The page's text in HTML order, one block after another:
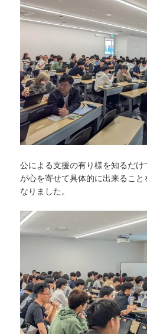
公による支援の有り様を知るだ
が心を寄せて具体的に出来るこ
なりました。